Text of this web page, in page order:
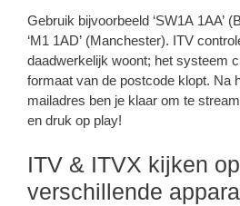
Gebruik bijvoorbeeld ‘SW1A 1AA’
‘M1 1AD’ (Manchester). ITV
daadwerkelijk woont; het systeem
formaat van de postcode klopt. Na
mailadres ben je klaar om te
en druk op play!
ITV & ITVX kijken op
verschillende